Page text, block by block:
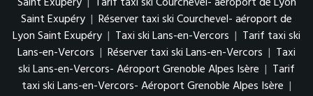
Saint Exupéry | Réserver taxi ski Courchevel- aéroport de
Lyon Saint Exupéry | Taxi ski Lans-en-Vercors | Tarif taxi ski
Lans-en-Vercors | Réserver taxi ski Lans-en-Vercors | Taxi
ski Lans-en-Vercors- Aéroport Grenoble Alpes Isère | Tarif
taxi ski Lans-en-Vercors- Aéroport Grenoble Alpes Isère |